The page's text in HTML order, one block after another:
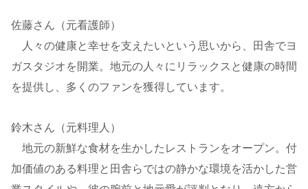
佐藤さん（元看護師）
人々の健康と幸せを支えたいという思いから、田舎でヨ
ガスタジオを開業。地元の人々にリラックスと健康の時間
を提供し、多くのファンを獲得しています。
鈴木さん（元料理人）
地元の新鮮な食材を生かしたレストランをオープン。付
加価値のある料理と田舎らではの静かな環境を活かした営